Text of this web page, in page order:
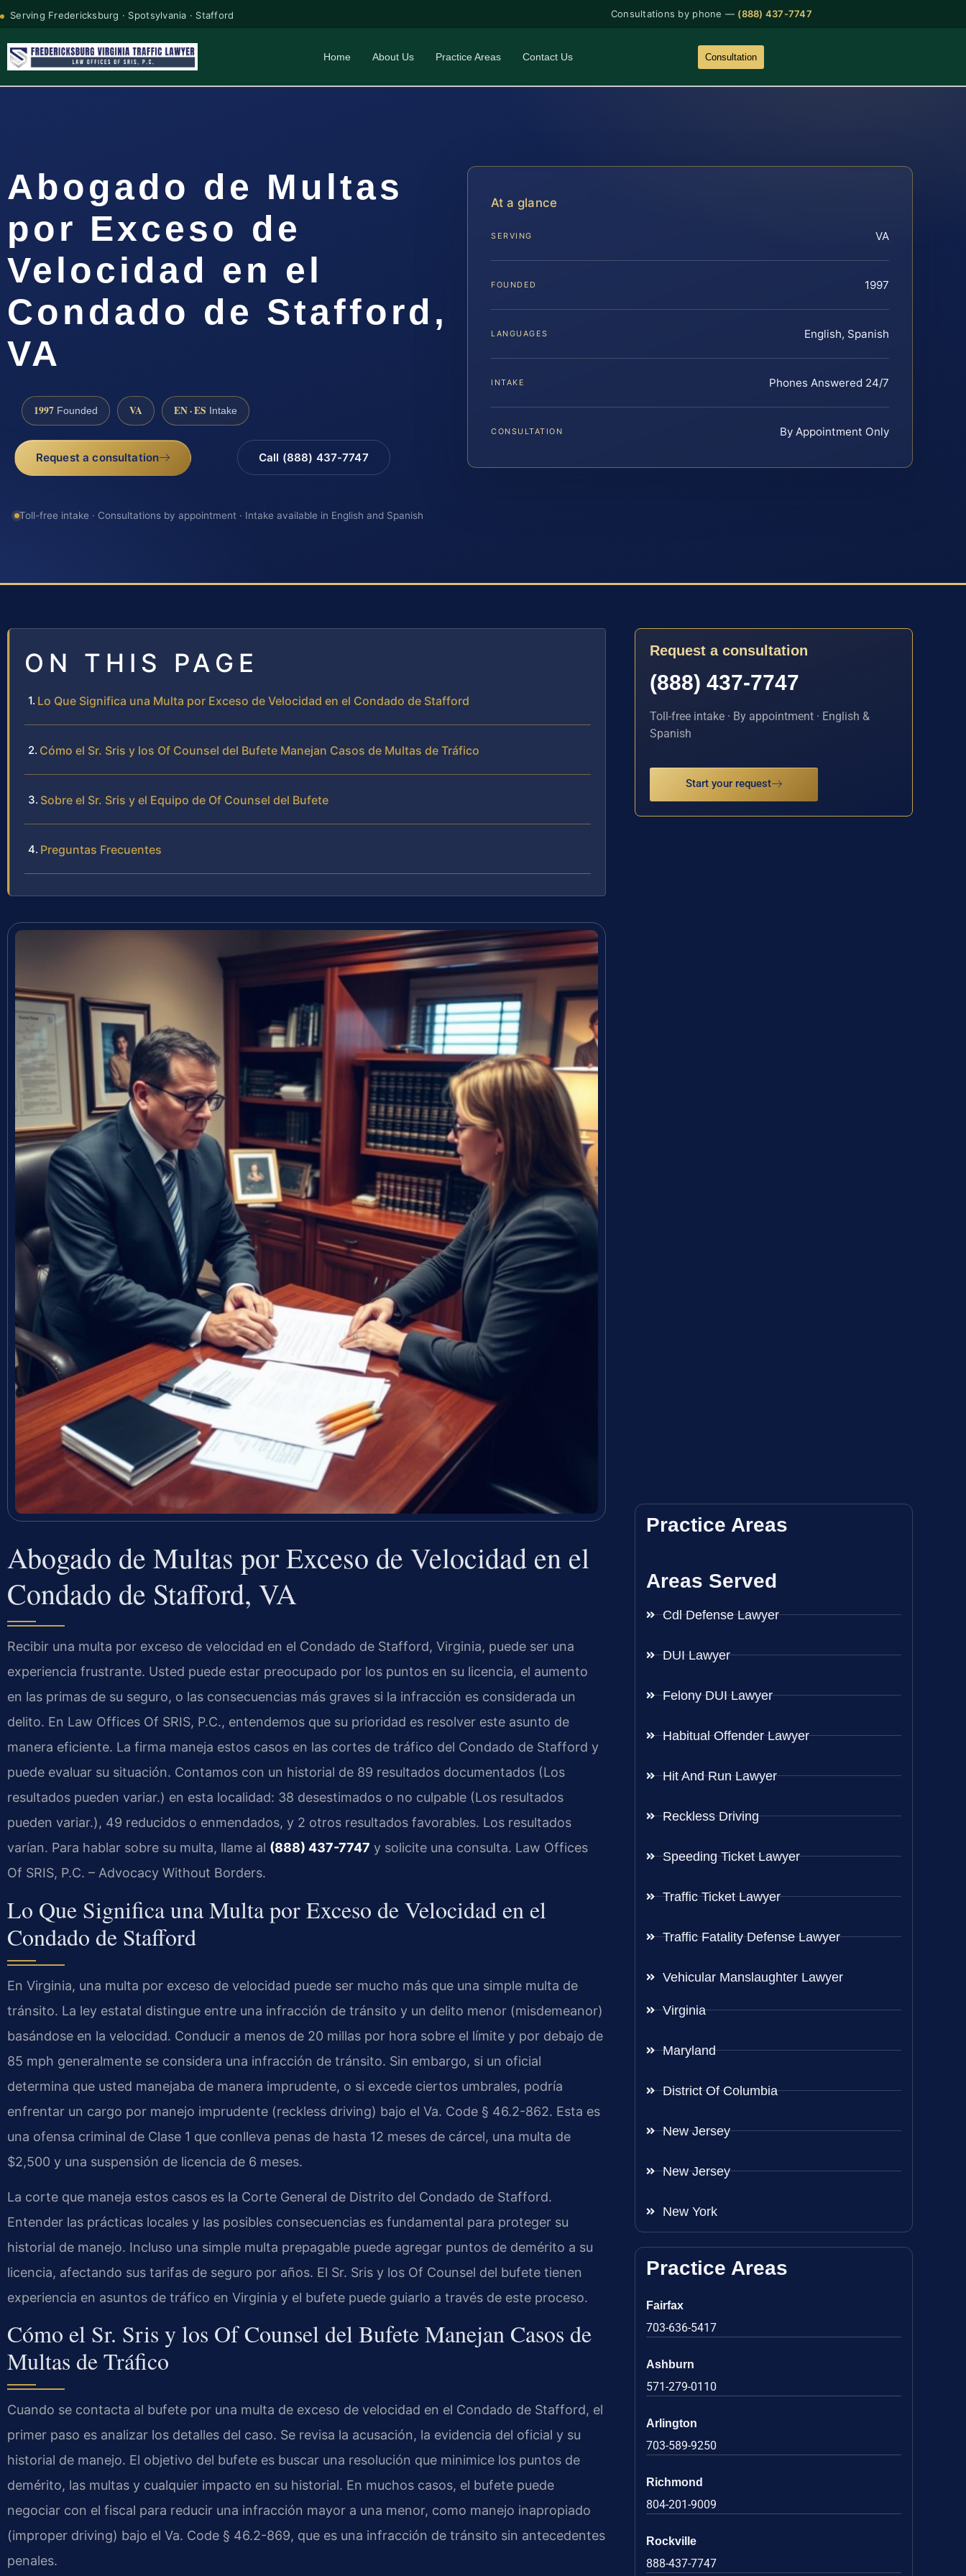
Serving Fredericksburg · Spotsylvania · Stafford Consultations by phone — (888) 437-7747
Home About Us Practice Areas Contact Us Consultation
Abogado de Multas
por Exceso de
Velocidad en el
Condado de Stafford,
VA
1997 Founded VA EN · ES Intake
Request a consultation Call (888) 437-7747
Toll-free intake · Consultations by appointment · Intake available in English and Spanish
At a glance
SERVING VA
FOUNDED 1997
LANGUAGES English, Spanish
INTAKE Phones Answered 24/7
CONSULTATION By Appointment Only
ON THIS PAGE
Lo Que Significa una Multa por Exceso de Velocidad en el Condado de Stafford
Cómo el Sr. Sris y los Of Counsel del Bufete Manejan Casos de Multas de Tráfico
Sobre el Sr. Sris y el Equipo de Of Counsel del Bufete
Preguntas Frecuentes
Abogado de Multas por Exceso de Velocidad en el
Condado de Stafford, VA
Recibir una multa por exceso de velocidad en el Condado de Stafford, Virginia, puede ser una
experiencia frustrante. Usted puede estar preocupado por los puntos en su licencia, el aumento
en las primas de su seguro, o las consecuencias más graves si la infracción es considerada un
delito. En Law Offices Of SRIS, P.C., entendemos que su prioridad es resolver este asunto de
manera eficiente. La firma maneja estos casos en las cortes de tráfico del Condado de Stafford y
puede evaluar su situación. Contamos con un historial de 89 resultados documentados (Los
resultados pueden variar.) en esta localidad: 38 desestimados o no culpable (Los resultados
pueden variar.), 49 reducidos o enmendados, y 2 otros resultados favorables. Los resultados
varían. Para hablar sobre su multa, llame al (888) 437-7747 y solicite una consulta. Law Offices
Of SRIS, P.C. – Advocacy Without Borders.
Lo Que Significa una Multa por Exceso de Velocidad en el
Condado de Stafford
En Virginia, una multa por exceso de velocidad puede ser mucho más que una simple multa de
tránsito. La ley estatal distingue entre una infracción de tránsito y un delito menor (misdemeanor)
basándose en la velocidad. Conducir a menos de 20 millas por hora sobre el límite y por debajo de
85 mph generalmente se considera una infracción de tránsito. Sin embargo, si un oficial
determina que usted manejaba de manera imprudente, o si excede ciertos umbrales, podría
enfrentar un cargo por manejo imprudente (reckless driving) bajo el Va. Code § 46.2-862. Esta es
una ofensa criminal de Clase 1 que conlleva penas de hasta 12 meses de cárcel, una multa de
$2,500 y una suspensión de licencia de 6 meses.
La corte que maneja estos casos es la Corte General de Distrito del Condado de Stafford.
Entender las prácticas locales y las posibles consecuencias es fundamental para proteger su
historial de manejo. Incluso una simple multa prepagable puede agregar puntos de demérito a su
licencia, afectando sus tarifas de seguro por años. El Sr. Sris y los Of Counsel del bufete tienen
experiencia en asuntos de tráfico en Virginia y el bufete puede guiarlo a través de este proceso.
Cómo el Sr. Sris y los Of Counsel del Bufete Manejan Casos de
Multas de Tráfico
Cuando se contacta al bufete por una multa de exceso de velocidad en el Condado de Stafford, el
primer paso es analizar los detalles del caso. Se revisa la acusación, la evidencia del oficial y su
historial de manejo. El objetivo del bufete es buscar una resolución que minimice los puntos de
demérito, las multas y cualquier impacto en su historial. En muchos casos, el bufete puede
negociar con el fiscal para reducir una infracción mayor a una menor, como manejo inapropiado
(improper driving) bajo el Va. Code § 46.2-869, que es una infracción de tránsito sin antecedentes
penales.
Request a consultation
(888) 437-7747
Toll-free intake · By appointment · English &
Spanish
Start your request
Practice Areas
Areas Served
Cdl Defense Lawyer
DUI Lawyer
Felony DUI Lawyer
Habitual Offender Lawyer
Hit And Run Lawyer
Reckless Driving
Speeding Ticket Lawyer
Traffic Ticket Lawyer
Traffic Fatality Defense Lawyer
Vehicular Manslaughter Lawyer
Virginia
Maryland
District Of Columbia
New Jersey
New Jersey
New York
Practice Areas
Fairfax
703-636-5417
Ashburn
571-279-0110
Arlington
703-589-9250
Richmond
804-201-9009
Rockville
888-437-7747